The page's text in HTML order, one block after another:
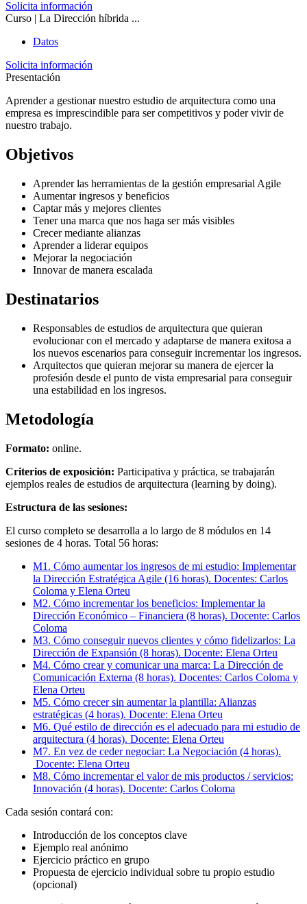
Solicita información
Curso | La Dirección híbrida ...
Datos
Solicita información
Presentación
Aprender a gestionar nuestro estudio de arquitectura como una
empresa es imprescindible para ser competitivos y poder vivir de
nuestro trabajo.
Objetivos
Aprender las herramientas de la gestión empresarial Agile
Aumentar ingresos y beneficios
Captar más y mejores clientes
Tener una marca que nos haga ser más visibles
Crecer mediante alianzas
Aprender a liderar equipos
Mejorar la negociación
Innovar de manera escalada
Destinatarios
Responsables de estudios de arquitectura que quieran
evolucionar con el mercado y adaptarse de manera exitosa a
los nuevos escenarios para conseguir incrementar los ingresos.
Arquitectos que quieran mejorar su manera de ejercer la
profesión desde el punto de vista empresarial para conseguir
una estabilidad en los ingresos.
Metodología
Formato: online.
Criterios de exposición: Participativa y práctica, se trabajarán
ejemplos reales de estudios de arquitectura (learning by doing).
Estructura de las sesiones:
El curso completo se desarrolla a lo largo de 8 módulos en 14
sesiones de 4 horas. Total 56 horas:
M1. Cómo aumentar los ingresos de mi estudio: Implementar
la Dirección Estratégica Agile (16 horas). Docentes: Carlos
Coloma y Elena Orteu
M2. Cómo incrementar los beneficios: Implementar la
Dirección Económico – Financiera (8 horas). Docente: Carlos
Coloma
M3. Cómo conseguir nuevos clientes y cómo fidelizarlos: La
Dirección de Expansión (8 horas). Docente: Elena Orteu
M4. Cómo crear y comunicar una marca: La Dirección de
Comunicación Externa (8 horas). Docentes: Carlos Coloma y
Elena Orteu
M5. Cómo crecer sin aumentar la plantilla: Alianzas
estratégicas (4 horas). Docente: Elena Orteu
M6. Qué estilo de dirección es el adecuado para mi estudio de
arquitectura (4 horas). Docente: Elena Orteu
M7. En vez de ceder negociar: La Negociación (4 horas).
Docente: Elena Orteu
M8. Cómo incrementar el valor de mis productos / servicios:
Innovación (4 horas). Docente: Carlos Coloma
Cada sesión contará con:
Introducción de los conceptos clave
Ejemplo real anónimo
Ejercicio práctico en grupo
Propuesta de ejercicio individual sobre tu propio estudio
(opcional)